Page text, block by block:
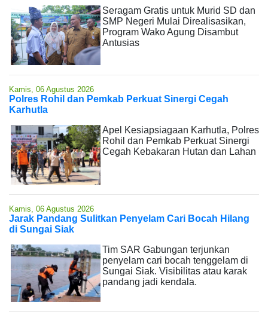
Seragam Gratis untuk Murid SD dan
SMP Negeri Mulai Direalisasikan,
Program Wako Agung Disambut
Antusias
Kamis, 06 Agustus 2026
Polres Rohil dan Pemkab Perkuat Sinergi Cegah
Karhutla
Apel Kesiapsiagaan Karhutla, Polres
Rohil dan Pemkab Perkuat Sinergi
Cegah Kebakaran Hutan dan Lahan
Kamis, 06 Agustus 2026
Jarak Pandang Sulitkan Penyelam Cari Bocah Hilang
di Sungai Siak
Tim SAR Gabungan terjunkan
penyelam cari bocah tenggelam di
Sungai Siak. Visibilitas atau karak
pandang jadi kendala.